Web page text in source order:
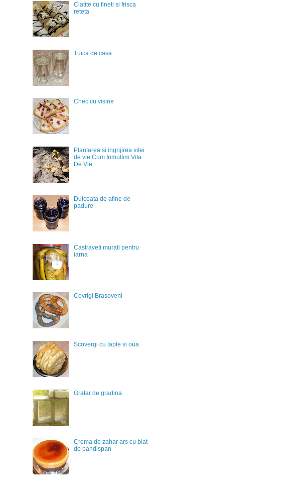
Clatite cu fineti si frisca
reteta
Tuica de casa
Chec cu visine
Plantarea si ingrijirea vitei
de vie Cum Inmultim Vita
De Vie
Dulceata de afine de
padure
Castraveti murati pentru
iarna
Covrigi Brasoveni
Scovergi cu lapte si oua
Gratar de gradina
Crema de zahar ars cu blat
de pandispan